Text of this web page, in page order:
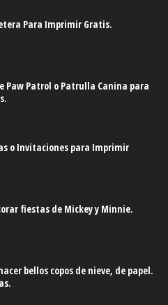
Para Imprimir Gratis.
Paw Patrol o Patrulla Canina para
o Invitaciones para Imprimir
fiestas de Mickey y Minnie.
bellos copos de nieve, de papel.